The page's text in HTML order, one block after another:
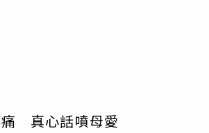
痛 真心話噴母愛